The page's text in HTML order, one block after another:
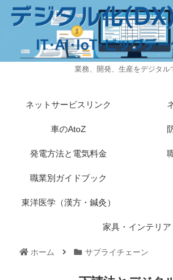
業務、開発、生産をデジタル
ネットサービスリンク
車のAtoZ
発電方法と電気料金
職業別ガイドブック
東洋医学（漢方・鍼灸）
家具・インテリア
ホーム サプライチェーン